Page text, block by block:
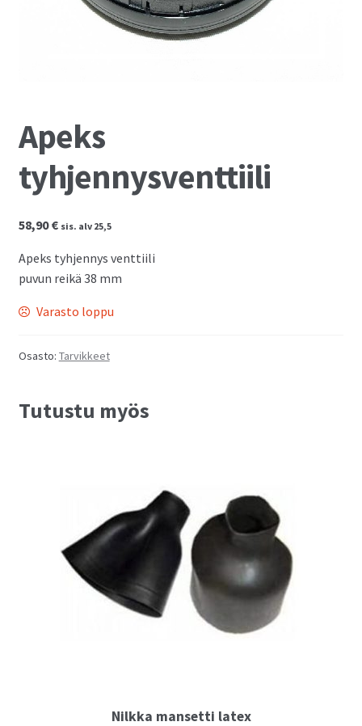
Apeks
tyhjennysventtiili
58,90€ sis. alv 25,5
Apeks tyhjennys venttiili
puvun reikä 38 mm
Varasto loppu
Osasto: Tarvikkeet
Tutustu myös
Nilkka mansetti latex